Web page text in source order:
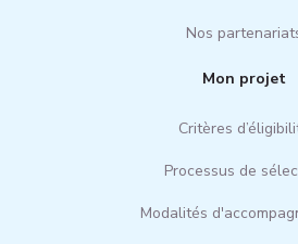
Nos
Mon projet
Critères
Processus de
Modalités